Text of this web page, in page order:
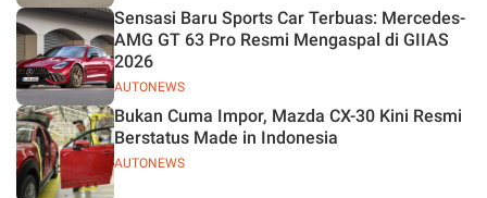
AUTONEWS
Sensasi Baru Sports Car Terbuas: Mercedes-
AMG GT 63 Pro Resmi Mengaspal di GIIAS
2026
AUTONEWS
Bukan Cuma Impor, Mazda CX-30 Kini Resmi
Berstatus Made in Indonesia